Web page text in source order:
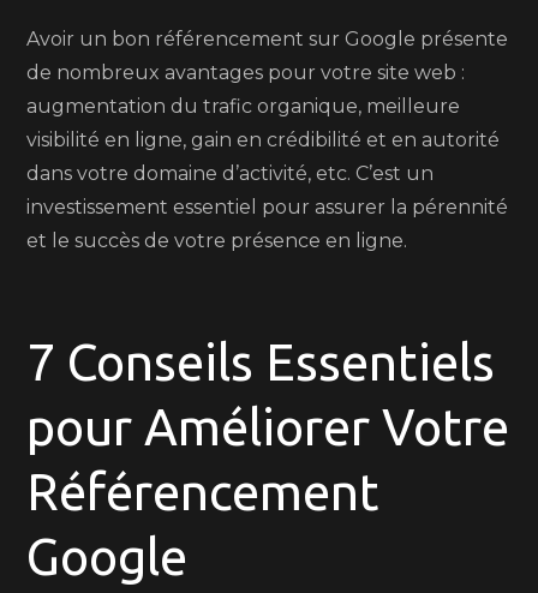
Avoir un bon référencement sur Google présente
de nombreux avantages pour votre site web :
augmentation du trafic organique, meilleure
visibilité en ligne, gain en crédibilité et en autorité
dans votre domaine d’activité, etc. C’est un
investissement essentiel pour assurer la pérennité
et le succès de votre présence en ligne.
7 Conseils Essentiels
pour Améliorer Votre
Référencement
Google